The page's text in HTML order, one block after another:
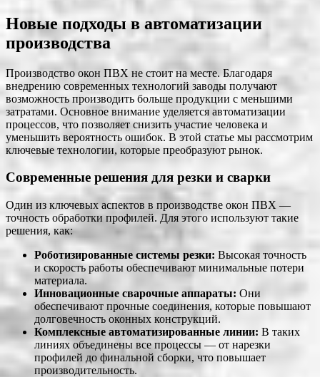
Новые подходы в автоматизации
производства
Производство окон ПВХ не стоит на месте. Благодаря
внедрению современных технологий заводы получают
возможность производить больше продукции с меньшими
затратами. Основное внимание уделяется автоматизации
процессов, что позволяет снизить участие человека и
уменьшить вероятность ошибок. В этой статье мы рассмотрим
ключевые технологии, которые преобразуют рынок.
Современные решения для резки и сварки
Один из ключевых аспектов в производстве окон ПВХ —
точность обработки профилей. Для этого используют такие
решения, как:
Роботизированные системы резки: Высокая точность
и скорость работы обеспечивают минимальные потери
материала.
Инновационные сварочные аппараты: Они
обеспечивают прочные соединения, которые повышают
долговечность оконных конструкций.
Комплексные автоматизированные линии: В таких
линиях объединены все процессы — от нарезки
профилей до финальной сборки, что повышает
производительность.